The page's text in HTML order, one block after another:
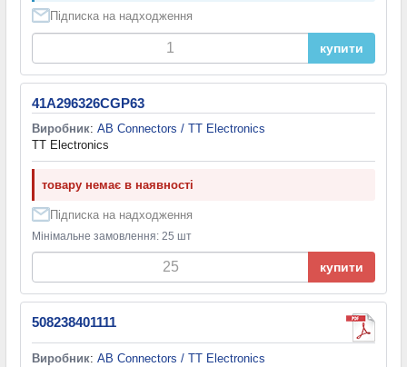
Підписка на надходження
купити
41A296326CGP63
Виробник: AB Connectors / TT Electronics
TT Electronics
товару немає в наявності
Підписка на надходження
Мінімальне замовлення: 25 шт
купити
508238401111
Виробник: AB Connectors / TT Electronics